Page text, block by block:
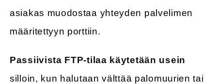
asiakas muodostaa yhteyden palvelimen
määritettyyn porttiin.
Passiivista FTP-tilaa käytetään usein
silloin, kun halutaan välttää palomuurien tai